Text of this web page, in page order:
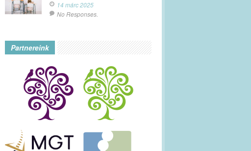
14 márc 2025
No Responses.
Partnereink